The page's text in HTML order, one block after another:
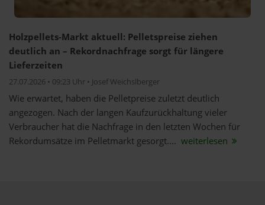
Holzpellets-Markt aktuell: Pelletspreise ziehen
deutlich an – Rekordnachfrage sorgt für längere
Lieferzeiten
27.07.2026 • 09:23 Uhr • Josef Weichslberger
Wie erwartet, haben die Pelletpreise zuletzt deutlich
angezogen. Nach der langen Kaufzurückhaltung vieler
Verbraucher hat die Nachfrage in den letzten Wochen für
Rekordumsätze im Pelletmarkt gesorgt.... weiterlesen